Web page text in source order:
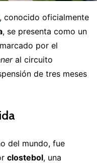
, conocido oficialmente
, se presenta como un
por el
al circuito
de tres meses
del mundo, fue
clostebol, una